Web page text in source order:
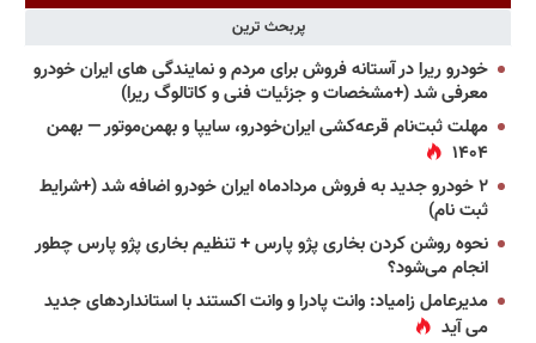
پربحث ترین
خودرو ریرا در آستانه فروش برای مردم و نمایندگی های ایران خودرو
معرفی شد (+مشخصات و جزئیات فنی و کاتالوگ ریرا)
مهلت ثبت‌نام قرعه‌کشی ایران‌خودرو، سایپا و بهمن‌موتور — بهمن
۱۴۰۴
۲ خودرو جدید به فروش مردادماه ایران خودرو اضافه شد (+شرایط
ثبت نام)
نحوه روشن کردن بخاری پژو پارس + تنظیم بخاری پژو پارس چطور
انجام می‌شود؟
مدیرعامل زامیاد: وانت پادرا و وانت اکستند با استانداردهای جدید
می آید